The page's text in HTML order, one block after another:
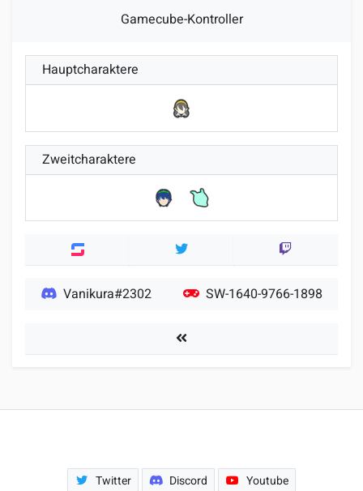
Gamecube-Kontroller
Hauptcharaktere
Zweitcharaktere
Twitter Twitch
Vanikura#2302 SW-1640-9766-1898
Spieler
Twitter Discord Youtube